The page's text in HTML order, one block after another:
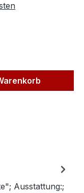
Ausstattung:;